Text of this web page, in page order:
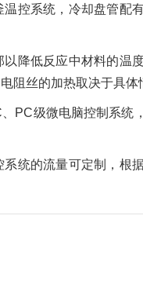
控系统，冷却盘管配
降低反应中材料的温
丝的加热取决于具体
PC级微电脑控制系统
统的流量可定制，根